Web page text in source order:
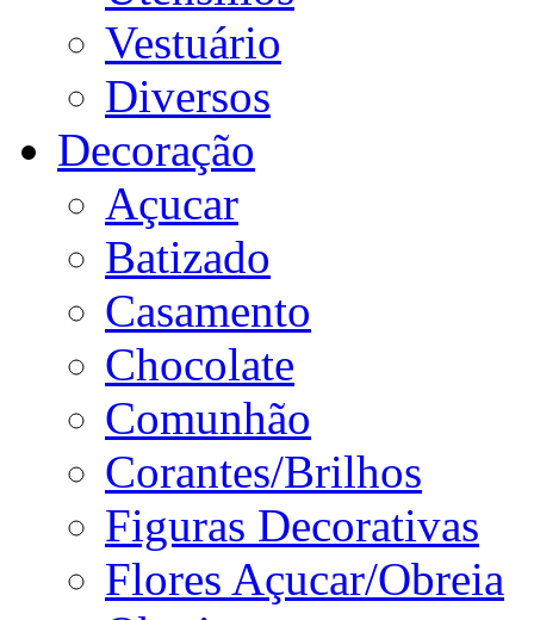
Vestuário
Diversos
Decoração
Açucar
Batizado
Casamento
Chocolate
Comunhão
Corantes/Brilhos
Figuras Decorativas
Flores Açucar/Obreia